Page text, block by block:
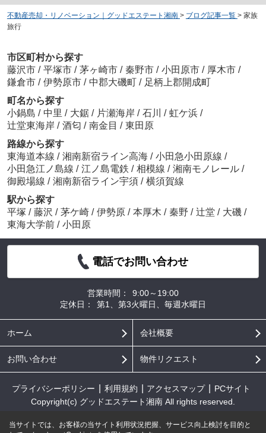
不動産売却・リノベーション｜グッドエステート湘南 > ブログ記事一覧 > 家族
旅行
市区町村から探す
藤沢市 / 平塚市 / 茅ヶ崎市 / 秦野市 / 小田原市 / 厚木市 /
鎌倉市 / 伊勢原市 / 中郡大磯町 / 足柄上郡開成町
町名から探す
小鍋島 / 中里 / 大鋸 / 片瀬海岸 / 石川 / 虹ケ浜 /
辻堂東海岸 / 酒匂 / 南金目 / 東田原
路線から探す
東海道本線 / 湘南新宿ライン高海 / 小田急小田原線 /
小田急江ノ島線 / 江ノ島電鉄 / 相模線 / 湘南モノレール /
御殿場線 / 湘南新宿ライン宇須 / 横須賀線
駅から探す
平塚 / 藤沢 / 茅ケ崎 / 伊勢原 / 本厚木 / 秦野 / 辻堂 / 大磯 /
東海大学前 / 小田原
電話でお問い合わせ
営業時間：
9:00～19:00
定休日：
第1、第3火曜日、毎週水曜日
ホーム 会社概要
お問い合わせ 物件リクエスト
プライバシーポリシー 利用規約 アクセスマップ
PCサイト
Copyright(c) グッドエステート湘南 All rights reserved.
当サイトでは、お客様の当サイト利用状況把握、サービス向上検討を目的と